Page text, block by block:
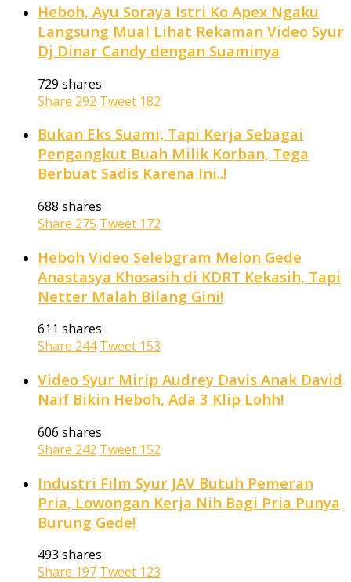
Heboh, Ayu Soraya Istri Ko Apex Ngaku
Langsung Mual Lihat Rekaman Video Syur
Dj Dinar Candy dengan Suaminya
729 shares
Share 292 Tweet 182
Bukan Eks Suami, Tapi Kerja Sebagai
Pengangkut Buah Milik Korban, Tega
Berbuat Sadis Karena Ini..!
688 shares
Share 275 Tweet 172
Heboh Video Selebgram Melon Gede
Anastasya Khosasih di KDRT Kekasih, Tapi
Netter Malah Bilang Gini!
611 shares
Share 244 Tweet 153
Video Syur Mirip Audrey Davis Anak David
Naif Bikin Heboh, Ada 3 Klip Lohh!
606 shares
Share 242 Tweet 152
Industri Film Syur JAV Butuh Pemeran
Pria, Lowongan Kerja Nih Bagi Pria Punya
Burung Gede!
493 shares
Share 197 Tweet 123